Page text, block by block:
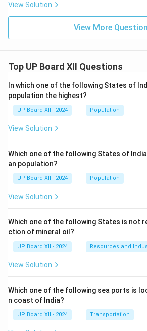
View Solution
View More
Top UP Board XII Questions
In which one of the following States of
population the highest?
UP Board XII - 2024 Population
View Solution
Which one of the following States of
an population?
UP Board XII - 2024 Population
View Solution
Which one of the following States is not
ction of mineral oil?
UP Board XII - 2024 Resources and
View Solution
Which one of the following sea ports is
n coast of India?
UP Board XII - 2024 Transportation